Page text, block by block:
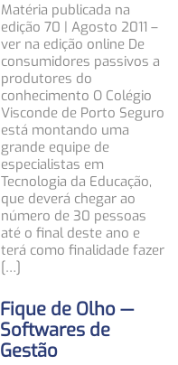
Matéria publicada na
edição 70 | Agosto 2011 –
ver na edição online De
consumidores passivos a
produtores do
conhecimento O Colégio
Visconde de Porto Seguro
está montando uma
grande equipe de
especialistas em
Tecnologia da Educação,
que deverá chegar ao
número de 30 pessoas
até o final deste ano e
terá como finalidade fazer
[…]
Fique de Olho —
Softwares de
Gestão